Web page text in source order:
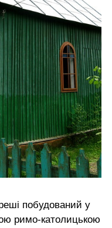
побудований у
римо-католицькою